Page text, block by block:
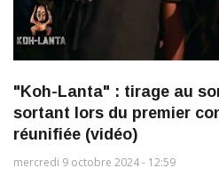
"Koh-Lanta" : tirage au
sortant lors du premier
réunifiée (vidéo)
mercredi 9 octobre 2024 - 12:59